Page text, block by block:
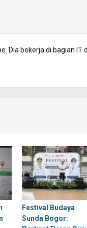
Dia bekerja di bagian IT
Festival Budaya
Sunda Bogor: